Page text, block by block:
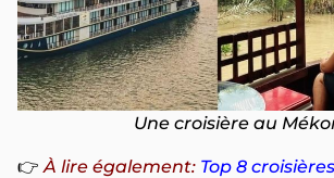
Une croisière au
👉 À lire également: Top 8